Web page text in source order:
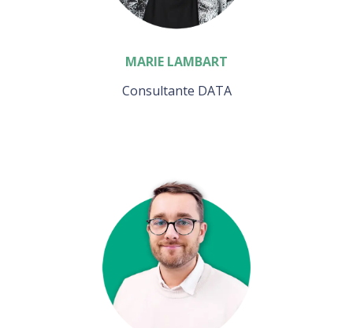
MARIE LAMBART
Consultante DATA